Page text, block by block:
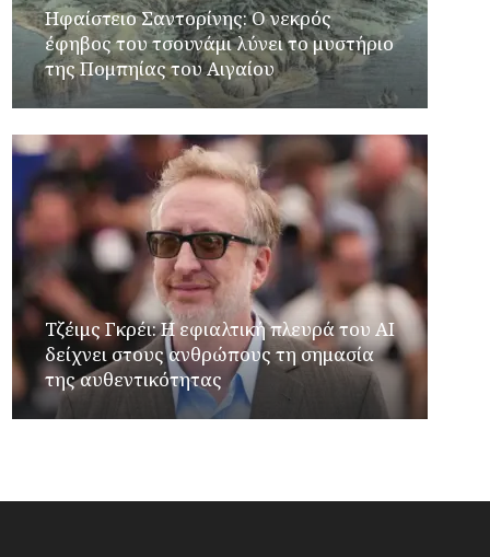
Ηφαίστειο Σαντορίνης: Ο νεκρός
έφηβος του τσουνάμι λύνει το μυστήριο
της Πομπηίας του Αιγαίου
Τζέιμς Γκρέι: H εφιαλτική πλευρά του ΑI
δείχνει στους ανθρώπους τη σημασία
της αυθεντικότητας